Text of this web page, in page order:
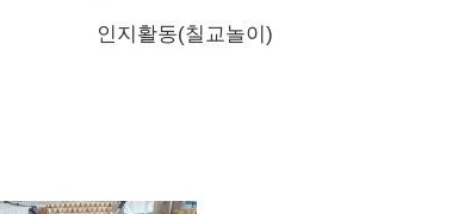
인지활동(칠교놀이)